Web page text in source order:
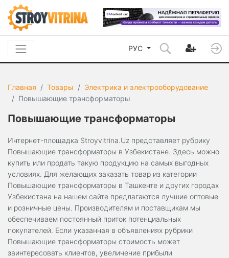
РУС
Главная Товары
Электрика и электрооборудование
Повышающие трансформаторы
Повышающие трансформаторы
Интернет-площадка Stroyvitrina.Uz представляет рубрику
Повышающие трансформаторы в Узбекистане. Здесь можно
купить или продать такую продукцию на самых выгодных
условиях. Для желающих заказать товар из категории
Повышающие трансформаторы в Ташкенте и других городах
Узбекистана на нашем сайте предлагаются лучшие оптовые
и розничные цены. Производителям и поставщикам мы
обеспечиваем постоянный приток потенциальных
покупателей. Если указанная в объявлениях рубрики
Повышающие трансформаторы стоимость может
заинтересовать клиентов, увеличение прибыли